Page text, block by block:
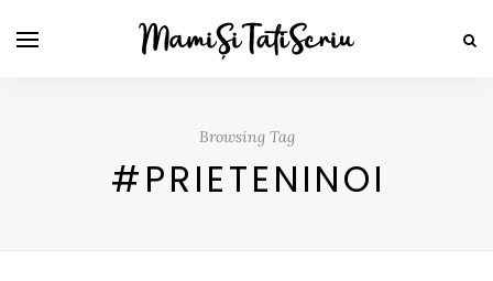
Browsing Tag
#PRIETENINOI